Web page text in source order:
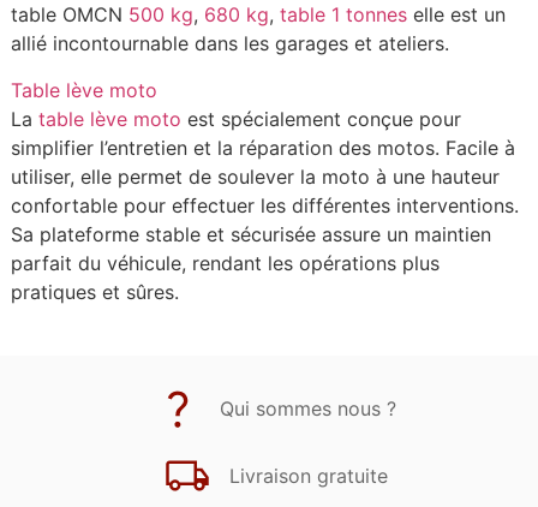
table OMCN 500 kg, 680 kg, table 1 tonneselle est un
allié incontournable dans les garages et ateliers.
Table lève moto
La table lève moto est spécialement conçue pour
simplifier l’entretien et la réparation des motos. Facile à
utiliser, elle permet de soulever la moto à une hauteur
confortable pour effectuer les différentes interventions.
Sa plateforme stable et sécurisée assure un maintien
parfait du véhicule, rendant les opérations plus
pratiques et sûres.
Qui sommes nous ?
Livraison gratuite